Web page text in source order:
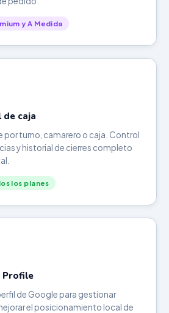
y A Medida
caja
por turno, camarero o caja. Control
y historial de cierres completo
los planes
Profile
de Google para gestionar
el posicionamiento local de